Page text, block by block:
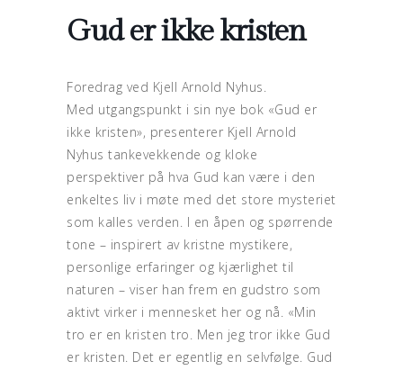
Gud er ikke kristen
Foredrag ved Kjell Arnold Nyhus.
Med utgangspunkt i sin nye bok «Gud er
ikke kristen», presenterer Kjell Arnold
Nyhus tankevekkende og kloke
perspektiver på hva Gud kan være i den
enkeltes liv i møte med det store mysteriet
som kalles verden. I en åpen og spørrende
tone – inspirert av kristne mystikere,
personlige erfaringer og kjærlighet til
naturen – viser han frem en gudstro som
aktivt virker i mennesket her og nå. «Min
tro er en kristen tro. Men jeg tror ikke Gud
er kristen. Det er egentlig en selvfølge. Gud